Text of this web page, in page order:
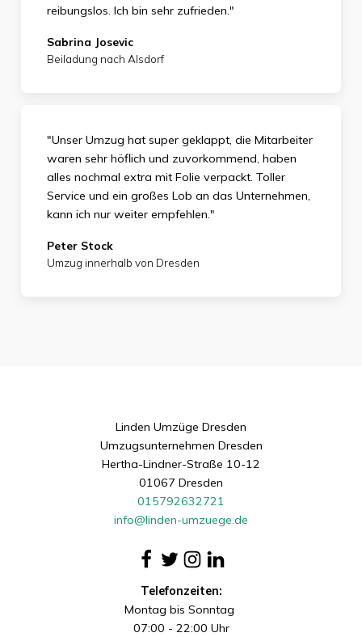
reibungslos. Ich bin sehr zufrieden."
Sabrina Josevic
Beiladung nach Alsdorf
"Unser Umzug hat super geklappt, die Mitarbeiter
waren sehr höflich und zuvorkommend, haben
alles nochmal extra mit Folie verpackt. Toller
Service und ein großes Lob an das Unternehmen,
kann ich nur weiter empfehlen."
Peter Stock
Umzug innerhalb von Dresden
Linden Umzüge Dresden
Umzugsunternehmen Dresden
Hertha-Lindner-Straße 10-12
01067 Dresden
015792632721
info@linden-umzuege.de
Telefonzeiten:
Montag bis Sonntag
07:00 - 22:00 Uhr